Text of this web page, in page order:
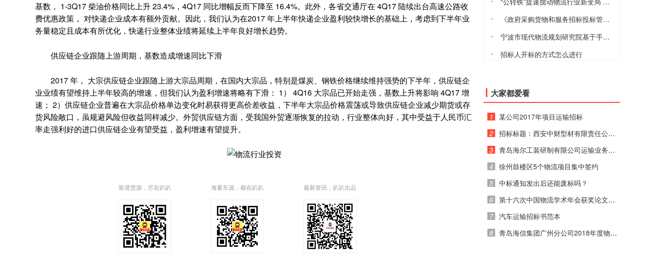
基数， 1-3Q17 柴油价格同比上升 23.4%，4Q17 同比增幅反而下降至 16.4%。此外，各省交通厅在 4Q17 陆续出台高速公路收
费优惠政策， 对快递企业成本有额外贡献。因此，我们认为在2017 年上半年快递企业盈利较快增长的基础上，考虑到下半年业
务量稳定且成本有所优化，快递行业整体业绩将延续上半年良好增长趋势。
供应链企业跟随上游周期，基数造成增速同比下滑
2017 年， 大宗供应链企业跟随上游大宗品周期，在国内大宗品，特别是煤炭、钢铁价格继续维持强势的下半年，供应链企
业业绩有望维持上半年较高的增速，但我们认为盈利增速将略有下滑： 1） 4Q16 大宗品已开始走强，基数上升将影响 4Q17 增
速； 2）供应链企业普遍在大宗品价格单边变化时易获得更高价差收益，下半年大宗品价格震荡或导致供应链企业减少期货或存
货风险敞口，虽规避风险但收益同样减少。外贸供应链方面，受我国外贸逐渐恢复的拉动，行业整体向好，其中受益于人民币汇
率走强利好的进口供应链企业有望受益，盈利增速有望提升。
靠谱货源，尽在叭叭 海量车源，都在叭叭 最新资讯，叭叭出品
《政府采购货物和服务招标投标管理办法》2017年10月1日起施行
宁波市现代物流规划研究院基于手机信令的宁波城际铁路客流数据模型与预测分析研究课题项目的采购公告
招标人开标的方式怎么进行
大家都爱看
1
2
3
4
5
6
7
8
某公司2017年项目运输招标
招标标题：西安中财型材有限责任公司 2017年运输招标公告
青岛海尔工装研制有限公司运输业务竞价通知
徐州鼓楼区5个物流项目集中签约
中标通知发出后还能废标吗？
第十六次中国物流学术年会获奖论文公示
汽车运输招标书范本
青岛海信集团广州分公司2018年度物流运输招标公告